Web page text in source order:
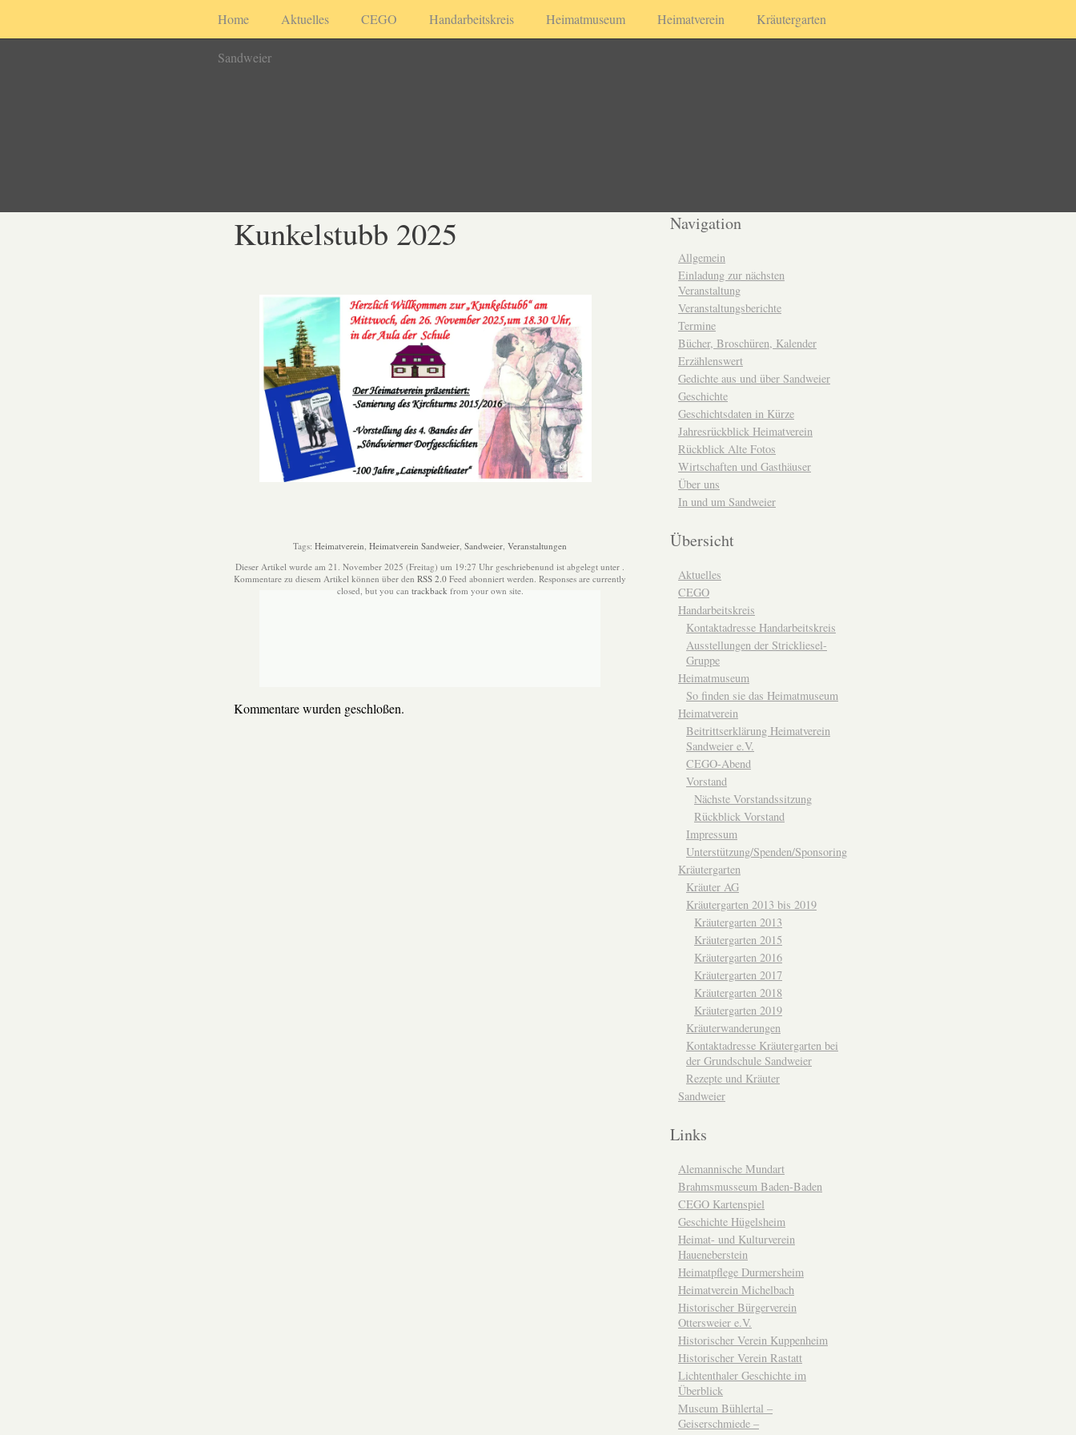
Home Aktuelles CEGO Handarbeitskreis Heimatmuseum Heimatverein Kräutergarten
Sandweier
Kunkelstubb 2025
Tags: Heimatverein Heimatverein Sandweier Sandweier Veranstaltungen
Dieser Artikel wurde am 21. November 2025 (Freitag) um 19:27 Uhr geschriebenund ist abgelegt unter .
Kommentare zu diesem Artikel können über den RSS 2.0 Feed abonniert werden. Responses are currently
closed, but you can trackback from your own site.
Kommentare wurden geschloßen.
Navigation
Allgemein
Einladung zur nächsten
Veranstaltung
Veranstaltungsberichte
Termine
Bücher, Broschüren, Kalender
Erzählenswert
Gedichte aus und über Sandweier
Geschichte
Geschichtsdaten in Kürze
Jahresrückblick Heimatverein
Rückblick Alte Fotos
Wirtschaften und Gasthäuser
Über uns
In und um Sandweier
Übersicht
Aktuelles
CEGO
Handarbeitskreis
Kontaktadresse Handarbeitskreis
Ausstellungen der Strickliesel-
Gruppe
Heimatmuseum
So finden sie das Heimatmuseum
Heimatverein
Beitrittserklärung Heimatverein
Sandweier e.V.
CEGO-Abend
Vorstand
Nächste Vorstandssitzung
Rückblick Vorstand
Impressum
Unterstützung/Spenden/Sponsoring
Kräutergarten
Kräuter AG
Kräutergarten 2013 bis 2019
Kräutergarten 2013
Kräutergarten 2015
Kräutergarten 2016
Kräutergarten 2017
Kräutergarten 2018
Kräutergarten 2019
Kräuterwanderungen
Kontaktadresse Kräutergarten bei
der Grundschule Sandweier
Rezepte und Kräuter
Sandweier
Links
Alemannische Mundart
Brahmsmusseum Baden-Baden
CEGO Kartenspiel
Geschichte Hügelsheim
Heimat- und Kulturverein
Haueneberstein
Heimatpflege Durmersheim
Heimatverein Michelbach
Historischer Bürgerverein
Ottersweier e.V.
Historischer Verein Kuppenheim
Historischer Verein Rastatt
Lichtenthaler Geschichte im
Überblick
Museum Bühlertal –
Geiserschmiede –